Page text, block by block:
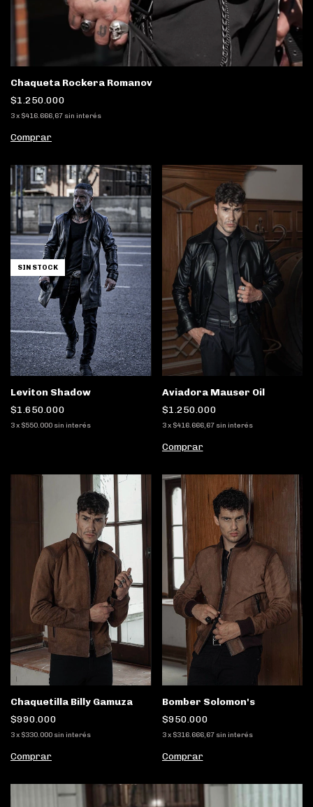
Chaqueta Rockera Romanov
$1.250.000
3x $416.666,67 sin interés
Comprar
SIN STOCK
Leviton Shadow
$1.650.000
3x $550.000 sin interés
Aviadora Mauser Oil
$1.250.000
3 x $416.666,67 sin interés
Comprar
Chaquetilla Billy Gamuza
$990.000
3x $330.000 sin interés
Comprar
Bomber Solomon's
$950.000
3 x $316.666,67 sin interés
Comprar